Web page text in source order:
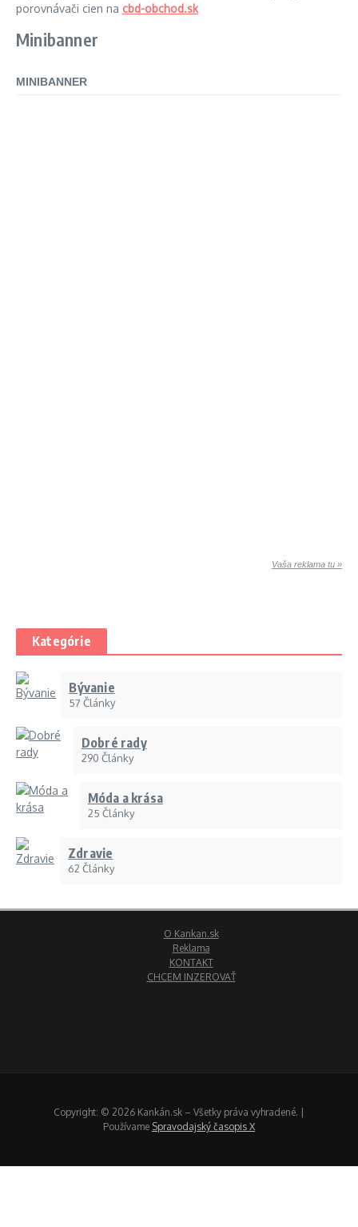
porovnávači cien na cbd-obchod.sk
Minibanner
MINIBANNER
Vaša reklama tu »
Kategórie
Bývanie
57 Články
Dobré rady
290 Články
Móda a krása
25 Články
Zdravie
62 Články
O Kankan.sk
Reklama
KONTAKT
CHCEM INZEROVAŤ
Copyright: © 2026 Kankán.sk – Všetky práva vyhradené. |
Používame Spravodajský časopis X